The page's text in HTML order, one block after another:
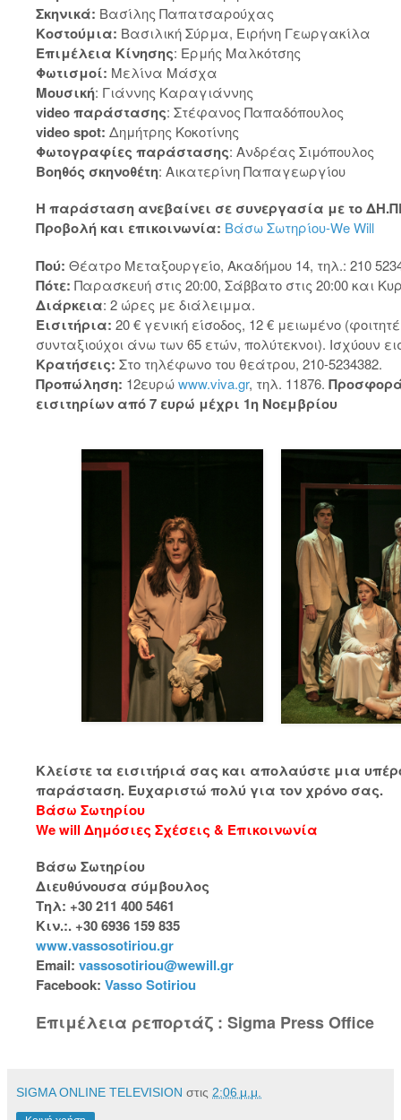
Σκηνικά: Βασίλης Παπατσαρούχας
Κοστούμια: Βασιλική Σύρμα, Ειρήνη Γεωργακίλα
Επιμέλεια Κίνησης: Ερμής Μαλκότσης
Φωτισμοί: Μελίνα Μάσχα
Mουσική: Γιάννης Καραγιάννης
video παράστασης: Στέφανος Παπαδόπουλος
video spot: Δημήτρης Κοκοτίνης
Φωτογραφίες παράστασης: Ανδρέας Σιμόπουλος
Βοηθός σκηνοθέτη: Αικατερίνη Παπαγεωργίου
Η παράσταση ανεβαίνει σε συνεργασία με το
Προβολή και επικοινωνία: Βάσω Σωτηρίου-We Will
Πού: Θέατρο Μεταξουργείο, Ακαδήμου 14, τηλ.: 210
Πότε: Παρασκευή στις 20:00, Σάββατο στις 20:00 και
Διάρκεια: 2 ώρες με διάλειμμα.
Εισιτήρια: 20 € γενική είσοδος, 12 € μειωμένο
συνταξιούχοι άνω των 65 ετών, πολύτεκνοι). Ισχύουν
Κρατήσεις: Στο τηλέφωνο του θεάτρου, 210-5234382.
Προπώληση: 12ευρώwww.viva.gr, τηλ. 11876.
εισιτηρίων από 7 ευρώ μέχρι 1η Νοεμβρίου
Κλείστε τα εισιτήριά σας και απολαύστε μια
παράσταση. Ευχαριστώ πολύ για τον χρόνο σας.
Βάσω Σωτηρίου
We will Δημόσιες Σχέσεις & Επικοινωνία
Βάσω Σωτηρίου
Διευθύνουσα σύμβουλος
Τηλ: +30 211 400 5461
Κιν.:. +30 6936 159 835
www.vassosotiriou.gr
Email: vassosotiriou@wewill.gr
Facebook: Vasso Sotiriou
Επιμέλεια ρεπορτάζ : Sigma Press Office
SIGMA ONLINE TELEVISION στις 2:06 μ.μ.